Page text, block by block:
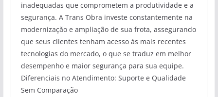
inadequadas que comprometem a produtividade e a
segurança. A Trans Obra investe constantemente na
modernização e ampliação de sua frota, assegurando
que seus clientes tenham acesso às mais recentes
tecnologias do mercado, o que se traduz em melhor
desempenho e maior segurança para sua equipe.
Diferenciais no Atendimento: Suporte e Qualidade
Sem Comparação